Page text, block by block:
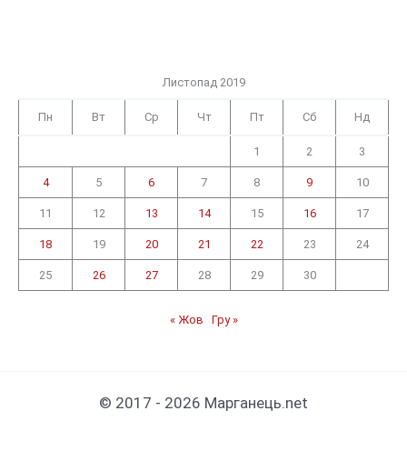
Листопад 2019
Пн Вт Ср Чт Пт Сб Нд
1 2 3
4 5 6 7 8 9 10
11 12 13 14 15 16 17
18 19 20 21 22 23 24
25 26 27 28 29 30
« Жов Гру »
© 2017 - 2026 Марганець.net